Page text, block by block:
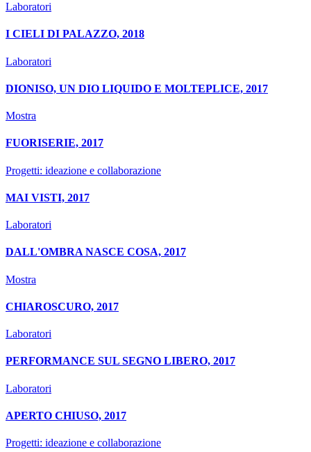
Laboratori
I CIELI DI PALAZZO, 2018
Laboratori
DIONISO, UN DIO LIQUIDO E MOLTEPLICE, 2017
Mostra
FUORISERIE, 2017
Progetti: ideazione e collaborazione
MAI VISTI, 2017
Laboratori
DALL'OMBRA NASCE COSA, 2017
Mostra
CHIAROSCURO, 2017
Laboratori
PERFORMANCE SUL SEGNO LIBERO, 2017
Laboratori
APERTO CHIUSO, 2017
Progetti: ideazione e collaborazione